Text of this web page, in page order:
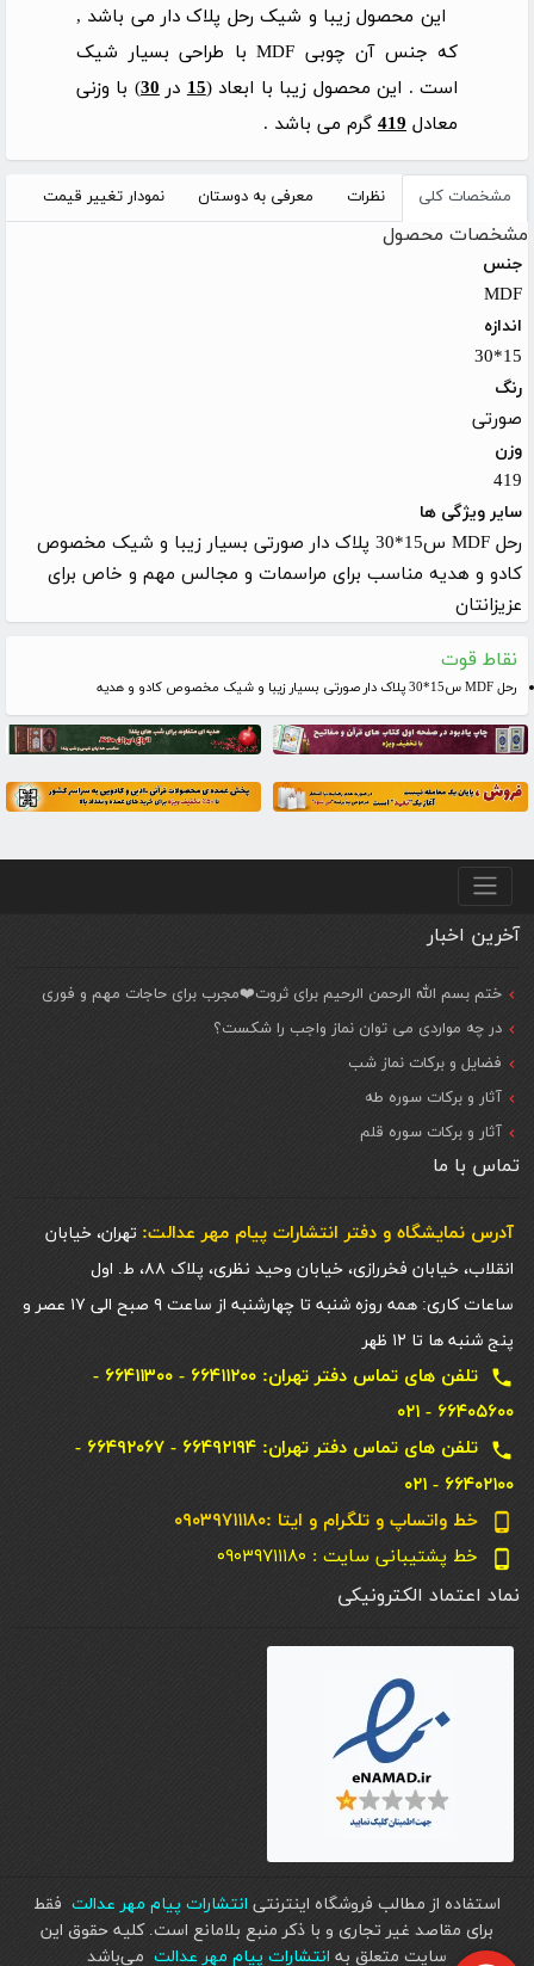
این محصول زیبا و شیک رحل پلاک دار می باشد ,
که جنس آن چوبی MDF با طراحی بسیار شیک
است . این محصول زیبا با ابعاد (15در30) با وزنی
معادل 419 گرم می باشد .
مشخصات کلی نظرات معرفی به دوستان نمودار تغییر قیمت
مشخصات محصول
جنس
MDF
اندازه
15*30
رنگ
صورتی
وزن
419
سایر ویژگی ها
رحل MDF س15*30 پلاک دار صورتی بسیار زیبا و شیک مخصوص
کادو و هدیه مناسب برای مراسمات و مجالس مهم و خاص برای
عزیزانتان
نقاط قوت
رحل MDF س15*30 پلاک دار صورتی بسیار زیبا و شیک مخصوص کادو و هدیه
منو پایین
آخرین اخبار
ختم بسم الله الرحمن الرحیم برای ثروت❤️مجرب برای حاجات مهم و فوری
در چه مواردی می توان نماز واجب را شکست؟
فضایل و برکات نماز شب
آثار و برکات سوره طه
آثار و برکات سوره قلم
تماس با ما
آدرس نمایشگاه و دفتر انتشارات پيام مهر عدالت: تهران، خیابان
انقلاب، خیابان فخررازی، خیابان وحید نظری، پلاک ۸۸، ط. اول
ساعات کاری: همه روزه شنبه تا چهارشنبه از ساعت ۹ صبح الی ۱۷ عصر و
پنج شنبه ها تا ۱۲ ظهر
local_phone
تلفن های تماس دفتر تهران: ۶۶۴۱۱۲۰۰ - ۶۶۴۱۱۳۰۰ -
۶۶۴۰۵۶۰۰ - ۰۲۱
local_phone
تلفن های تماس دفتر تهران: ۶۶۴۹۲۱۹۴ - ۶۶۴۹۲۰۶۷ -
۶۶۴۰۲۱۰۰ - ۰۲۱
phone_android خط واتساپ و تلگرام و ایتا :۰۹۰۳۹۷۱۱۱۸۰
phone_android خط پشتیبانی سایت : ۰۹۰۳۹۷۱۱۱۸۰
نماد اعتماد الکترونیکی
استفاده از مطالب فروشگاه اینترنتی انتشارات پیام مهر عدالت فقط
برای مقاصد غیر تجاری و با ذکر منبع بلامانع است. کليه حقوق اين
سايت متعلق به انتشارات پیام مهر عدالت می‌باشد